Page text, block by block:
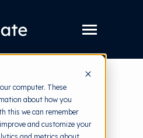
computer. These
about how you
this we can remember
and customize your
Toggle
to HRMI